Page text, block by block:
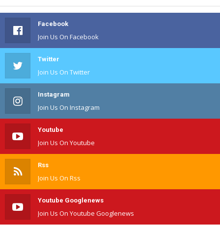
Facebook
Join Us On Facebook
Twitter
Join Us On Twitter
Instagram
Join Us On Instagram
Youtube
Join Us On Youtube
Rss
Join Us On Rss
Youtube Googlenews
Join Us On Youtube Googlenews